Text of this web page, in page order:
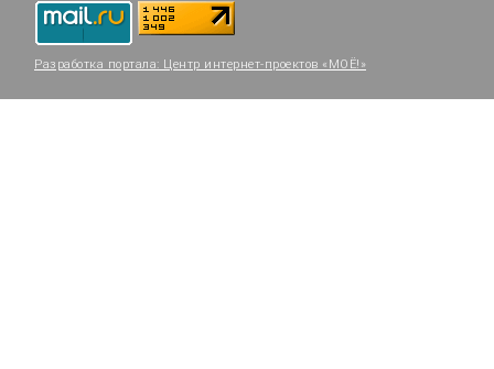
Разработка портала: Центр интернет-проектов «МОЁ!»